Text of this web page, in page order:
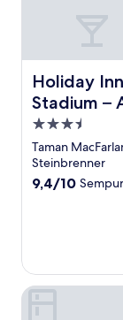
Holiday
Stadium –
Holiday Inn
Properti
bintang
3.5
Taman
Steinbrenner
9.4
9,4/10
AC Hotel by